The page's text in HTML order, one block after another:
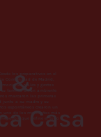
los preparativos en el
Comunidad de Madrid,
reales y gestos
familia en un ambiente
marcaron las primeras
espontáneos crearon un
uno de los momentos más
que define el tono
&
Casa